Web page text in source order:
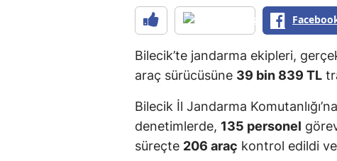
Bilecik’te jandarma ekipleri,
araç sürücüsüne 39 bin 839 TL
Bilecik İl Jandarma
denetimlerde, 135 personel
süreçte 206 araç kontrol edildi